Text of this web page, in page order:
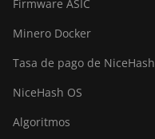
Firmware ASIC
Minero Docker
Tasa de pago de NiceHash
NiceHash OS
Algoritmos